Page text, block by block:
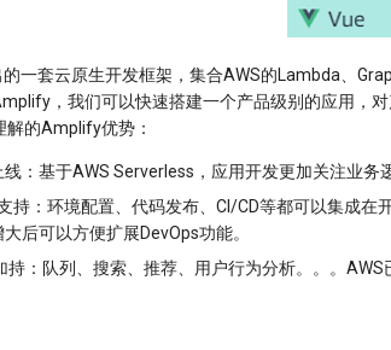
一套云原生开发框架，集合AWS的Lambda、
，我们可以快速搭建一个产品级别的应用，
的Amplify优势：
：基于AWS Serverless，应用开发更加关注业务
持：环境配置、代码发布、CI/CD等都可以集成在
后可以方便扩展DevOps功能。
持：队列、搜索、推荐、用户行为分析。。。